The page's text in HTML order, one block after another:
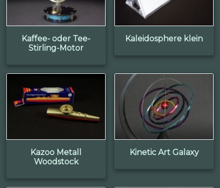
Kaffee- oder Tee-
Stirling-Motor
Kaleidosphere klein
Kazoo Metall
Woodstock
Kinetic Art Galaxy